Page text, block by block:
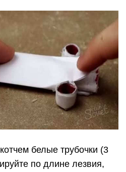
белые трубочки (3
по длине лезвия,